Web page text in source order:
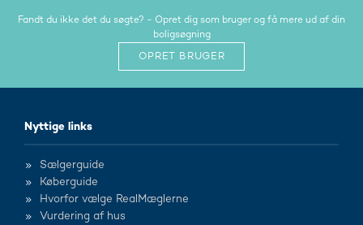
Fandt du ikke det du søgte? - Opret dig som bruger og få mere ud af din
boligsøgning
OPRET BRUGER
Nyttige links
Sælgerguide
Køberguide
Hvorfor vælge RealMæglerne
Vurdering af hus